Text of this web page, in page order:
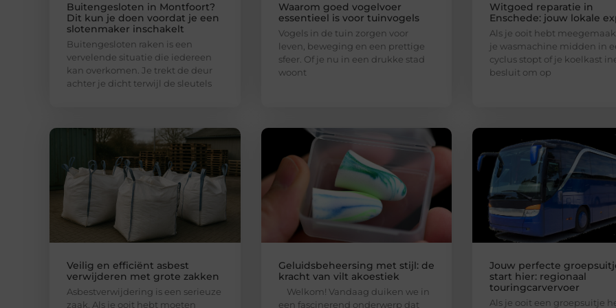
Buitengesloten in Montfoort?
Dit kun je doen voordat je een
slotenmaker inschakelt
Buitengesloten raken is een
vervelende situatie die iedereen
kan overkomen. Je trekt de deur
achter je dicht terwijl de sleutels
Waarom goed vogelvoer
essentieel is voor tuinvogels
Vogels in de tuin zorgen voor
leven, beweging en een prettige
sfeer. Of je nu in een drukke stad
woont
Witgoed reparatie in
Enschede: jouw lokale
Als je ooit hebt
je wasmachine midden in
cyclus stopt of je koelkast
besluit om op
Veilig en efficiënt asbest
verwijderen met grote zakken
Asbestverwijdering is een serieuze
zaak. Als je ooit hebt moeten
Geluidsbeheersing met stijl: de
kracht van vilt akoestiek
Welkom! Vandaag duiken we in
een fascinerend onderwerp dat
Jouw perfecte
start hier: regionaal
touringcarvervoer
Als je ooit een groepsuitje